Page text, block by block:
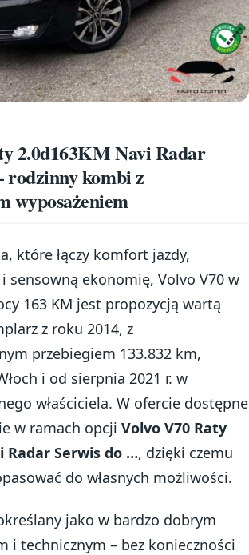
2.0d163KM Navi Radar
kombi z
wyposażeniem
które łączy komfort jazdy,
sensowną ekonomię, Volvo V70 w
163 KM jest propozycją wartą
z roku 2014, z
przebiegiem 133.832 km,
i od sierpnia 2021 r. w
właściciela. W ofercie dostępne
w ramach opcji Volvo V70 Raty
Radar Serwis do …, dzięki czemu
do własnych możliwości.
jako w bardzo dobrym
i technicznym – bez konieczności